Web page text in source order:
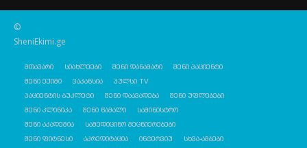
©
SheniEkimi.ge
მთავარი სიახლეები შენი დანამატი
შენი პაციენტი
შენი ექიმი
ვაკანსია
პულსი TV
პაციენტის ბუკლეტი
შენი დაავადება
შენი უფლებები
შენი კლინიკა
შენი წამალი
სამინისტრო
შენი აკადემია
სამედიცინო მეცნიერებები
შენი ფიტნესი
აკრედიტაცია ინტერვიუ სხვა-ამბები